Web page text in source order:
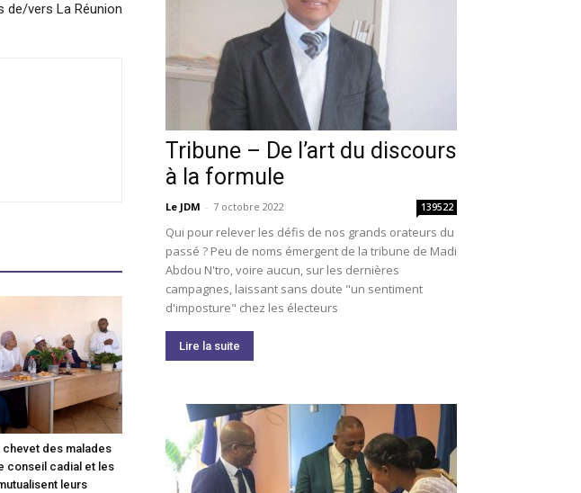
de/vers La Réunion
chevet des malades
conseil cadial et les
leurs
Tribune – De l’art du discours
à la formule
Le JDM - 7 octobre 2022 139522
Qui pour relever les défis de nos grands orateurs du
passé ? Peu de noms émergent de la tribune de Madi
Abdou N'tro, voire aucun, sur les dernières
campagnes, laissant sans doute "un sentiment
d'imposture" chez les électeurs
Lire la suite